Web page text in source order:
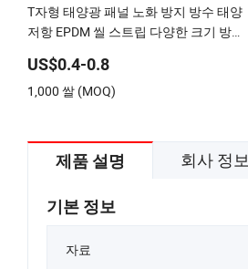
T자형 태양광 패널 노화 방지 방수 태양
저항 EPDM 씰 스트립 다양한 크기 방수
US$0.4-0.8
1,000 쌀 (MOQ)
제품 설명 회사 정보
기본 정보
자료